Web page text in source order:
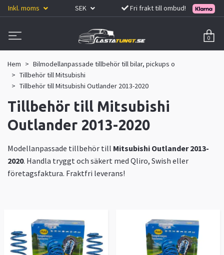
Inkl. moms SEK Fri frakt till ombud!
0
Hem
Bilmodellanpassade tillbehör till bilar, pickups o
Tillbehör till Mitsubishi
Tillbehör till Mitsubishi Outlander 2013-2020
Tillbehör till Mitsubishi
Outlander 2013-2020
Modellanpassade tillbehör till Mitsubishi Outlander 2013-
2020. Handla tryggt och säkert med Qliro, Swish eller
företagsfaktura. Fraktfri leverans!